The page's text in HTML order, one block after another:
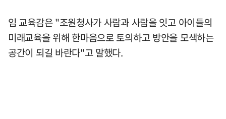
임 교육감은 "조원청사가 사람과 사람을 잇고 아이들의
미래교육을 위해 한마음으로 토의하고 방안을 모색하는
공간이 되길 바란다"고 말했다.